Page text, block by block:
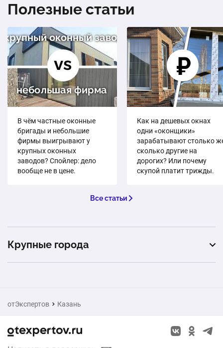
Полезные статьи
В чём частные оконные
бригады и небольшие
фирмы выигрывают у
крупных оконных
заводов? Спойлер: дело
вообще не в цене.
Как на дешевых окнах
одни «оконщики»
зарабатывают столько
сколько другие на
дорогих? Или почему
скупой платит трижды.
Все статьи
Крупные города
Новосибирск
отЭкспертов Казань